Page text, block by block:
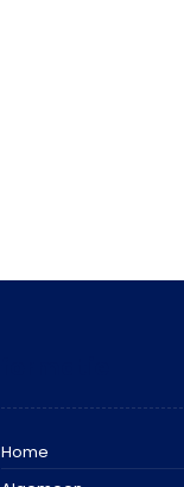
Home